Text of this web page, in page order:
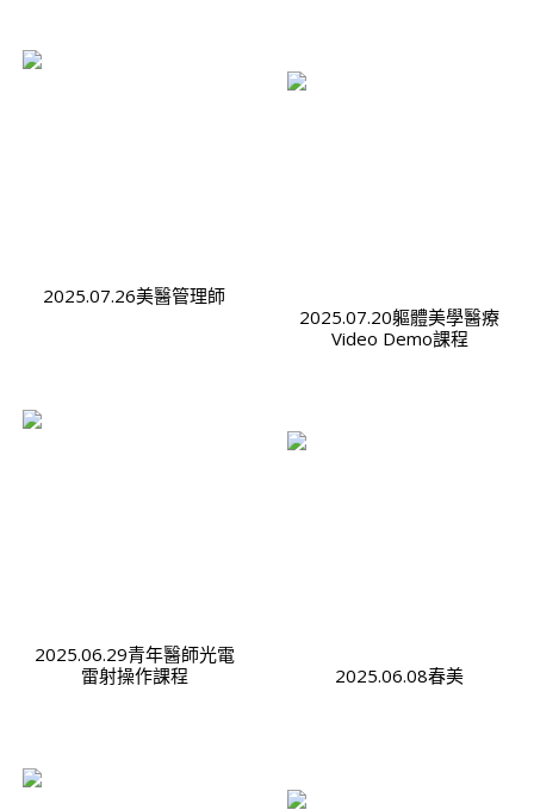
2025.07.26美醫管理師
2025.07.20軀體美學醫療
Video Demo課程
2025.06.29青年醫師光電
雷射操作課程
2025.06.08春美